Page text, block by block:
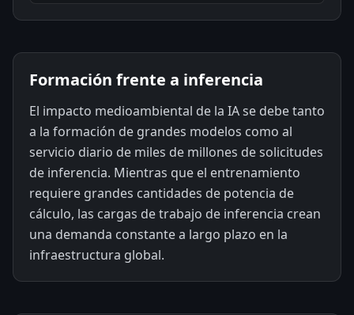
Formación frente a inferencia
El impacto medioambiental de la IA se debe tanto
a la formación de grandes modelos como al
servicio diario de miles de millones de solicitudes
de inferencia. Mientras que el entrenamiento
requiere grandes cantidades de potencia de
cálculo, las cargas de trabajo de inferencia crean
una demanda constante a largo plazo en la
infraestructura global.